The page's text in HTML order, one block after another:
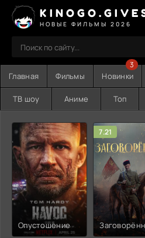
НОВЫЕ ФИЛЬМЫ 2026
Главная Фильмы Новинки
3
ТВ шоу Аниме Топ
Опустошение
7.21